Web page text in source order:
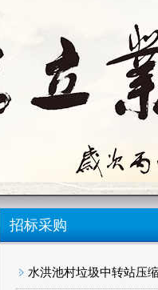
招标采购
水洪池村垃圾中转站压